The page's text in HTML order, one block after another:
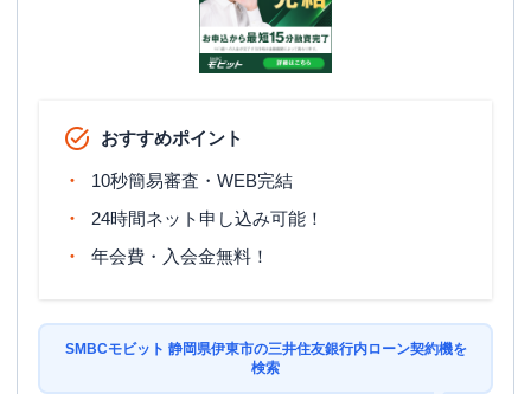
おすすめポイント
10秒簡易審査・WEB完結
24時間ネット申し込み可能！
年会費・入会金無料！
SMBCモビット 静岡県伊東市の三井住友銀行内ローン契約機を
検索